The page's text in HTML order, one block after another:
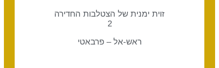
זוית ימנית של הצטלבות החדירה
ראש-אל – פרבאטי